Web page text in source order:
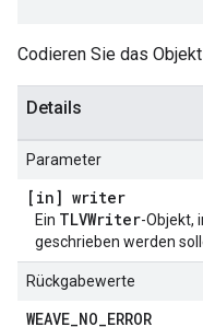
Codieren Sie das
Details
Parameter
[in] writer
Ein TLVWriter-Objekt,
geschrieben werden
Rückgabewerte
WEAVE_NO_ERROR